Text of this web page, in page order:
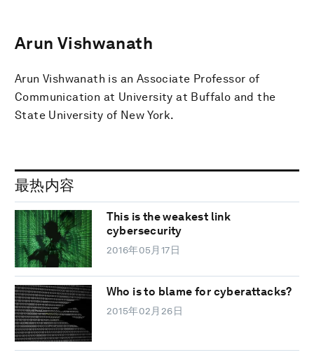
Arun Vishwanath
Arun Vishwanath is an Associate Professor of
Communication at University at Buffalo and the
State University of New York.
最热内容
This is the weakest link
cybersecurity
2016年05月17日
Who is to blame for cyberattacks?
2015年02月26日